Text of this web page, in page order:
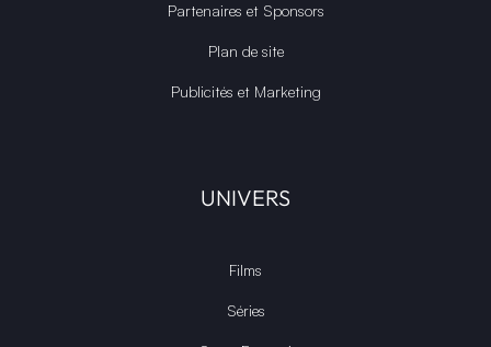
Partenaires et Sponsors
Plan de site
Publicités et Marketing
UNIVERS
Films
Séries